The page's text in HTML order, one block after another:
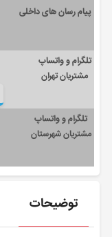
پیام رسان های داخلی
تلگرام و واتساپ
مشتریان تهران
تلگرام و واتساپ
مشتریان شهرستان
توضیحات